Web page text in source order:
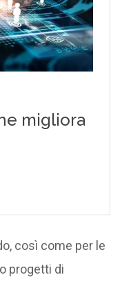
così come per le
progetti di